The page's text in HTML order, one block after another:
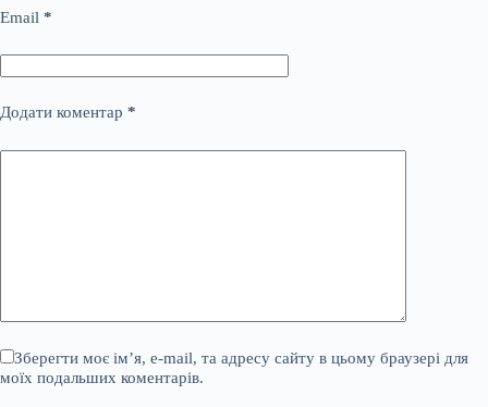
Email *
Додати коментар *
Зберегти моє ім’я, e-mail, та адресу сайту в цьому браузері для
моїх подальших коментарів.